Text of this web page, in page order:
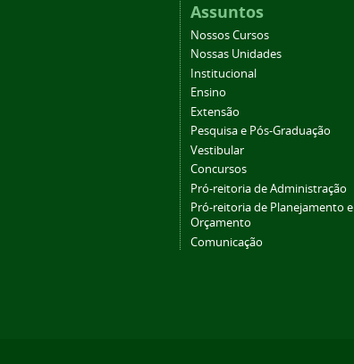
Assuntos
Nossos Cursos
Nossas Unidades
Institucional
Ensino
Extensão
Pesquisa e Pós-Graduação
Vestibular
Concursos
Pró-reitoria de Administração
Pró-reitoria de Planejamento e
Orçamento
Comunicação